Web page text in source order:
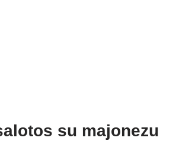
su majonezu